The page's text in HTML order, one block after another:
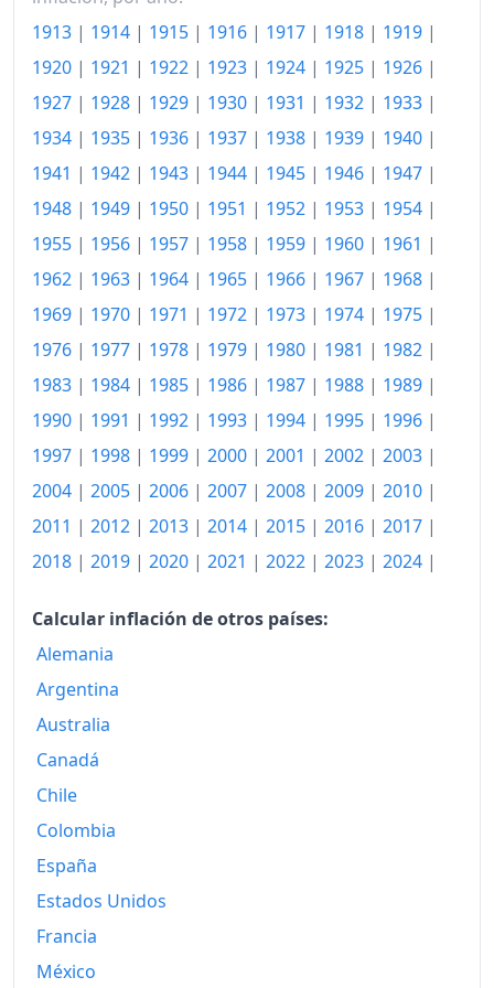
2011
151.76
154.90
2013
157.16
2014
159.71
2015
159.90
2016
161.92
2017
165.37
2018
169.41
172.48
2020
174.61
2021
182.81
2022
197.44
2024
211.63
Hoy
1913 | 1914 | 1915 | 1916 | 1917 | 1918 | 1919 |
1920 | 1921 | 1922 | 1923 | 1924 | 1925 | 1926 |
1927 | 1928 | 1929 | 1930 | 1931 | 1932 | 1933 |
1934 | 1935 | 1936 | 1937 | 1938 | 1939 | 1940 |
1941 | 1942 | 1943 | 1944 | 1945 | 1946 | 1947 |
1948 | 1949 | 1950 | 1951 | 1952 | 1953 | 1954 |
1955 | 1956 | 1957 | 1958 | 1959 | 1960 | 1961 |
1962 | 1963 | 1964 | 1965 | 1966 | 1967 | 1968 |
1969 | 1970 | 1971 | 1972 | 1973 | 1974 | 1975 |
1976 | 1977 | 1978 | 1979 | 1980 | 1981 | 1982 |
1983 | 1984 | 1985 | 1986 | 1987 | 1988 | 1989 |
1990 | 1991 | 1992 | 1993 | 1994 | 1995 | 1996 |
1997 | 1998 | 1999 | 2000 | 2001 | 2002 | 2003 |
2004 | 2005 | 2006 | 2007 | 2008 | 2009 | 2010 |
2011 | 2012 | 2013 | 2014 | 2015 | 2016 | 2017 |
2018 | 2019 | 2020 | 2021 | 2022 | 2023 | 2024 |
Calcular inflación de otros países:
Alemania
Argentina
Australia
Canadá
Chile
Colombia
España
Estados Unidos
Francia
México